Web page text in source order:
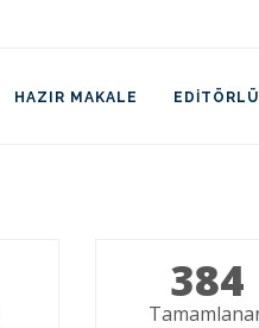
HAZIR MAKALE
384